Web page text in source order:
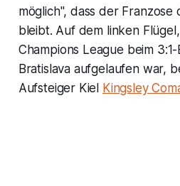
möglich", dass der
bleibt. Auf dem linken
Champions League beim
Bratislava aufgelaufen war,
Aufsteiger Kiel Kingsley